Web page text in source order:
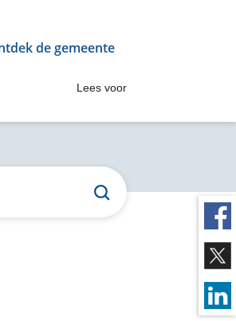
de gemeente
Lees voor